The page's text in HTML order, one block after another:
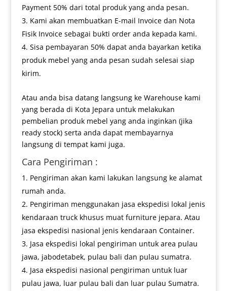
Payment 50% dari total produk yang anda pesan.
Kami akan membuatkan E-mail Invoice dan Nota
Fisik Invoice sebagai bukti order anda kepada kami.
Sisa pembayaran 50% dapat anda bayarkan ketika
produk mebel yang anda pesan sudah selesai siap
kirim.
Atau anda bisa datang langsung ke Warehouse kami
yang berada di Kota Jepara untuk melakukan
pembelian produk mebel yang anda inginkan (jika
ready stock) serta anda dapat membayarnya
langsung di tempat kami juga.
Cara Pengiriman :
Pengiriman akan kami lakukan langsung ke alamat
rumah anda.
Pengiriman menggunakan jasa ekspedisi lokal jenis
kendaraan truck khusus muat furniture jepara. Atau
jasa ekspedisi nasional jenis kendaraan Container.
Jasa ekspedisi lokal pengiriman untuk area pulau
jawa, jabodetabek, pulau bali dan pulau sumatra.
Jasa ekspedisi nasional pengiriman untuk luar
pulau jawa, luar pulau bali dan luar pulau Sumatra.